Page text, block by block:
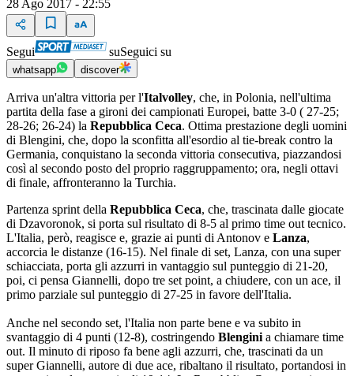
28 Ago 2017 - 22:55
Segui suSeguici su
whatsapp discover
Arriva un'altra vittoria per l'Italvolley, che, in Polonia, nell'ultima
partita della fase a gironi dei campionati Europei, batte 3-0 ( 27-25;
28-26; 26-24) la Repubblica Ceca. Ottima prestazione degli uomini
di Blengini, che, dopo la sconfitta all'esordio al tie-break contro la
Germania, conquistano la seconda vittoria consecutiva, piazzandosi
così al secondo posto del proprio raggruppamento; ora, negli ottavi
di finale, affronteranno la Turchia.
Partenza sprint della Repubblica Ceca, che, trascinata dalle giocate
di Dzavoronok, si porta sul risultato di 8-5 al primo time out tecnico.
L'Italia, però, reagisce e, grazie ai punti di Antonov e Lanza,
accorcia le distanze (16-15). Nel finale di set, Lanza, con una super
schiacciata, porta gli azzurri in vantaggio sul punteggio di 21-20,
poi, ci pensa Giannelli, dopo tre set point, a chiudere, con un ace, il
primo parziale sul punteggio di 27-25 in favore dell'Italia.
Anche nel secondo set, l'Italia non parte bene e va subito in
svantaggio di 4 punti (12-8), costringendo Blengini a chiamare time
out. Il minuto di riposo fa bene agli azzurri, che, trascinati da un
super Giannelli, autore di due ace, ribaltano il risultato, portandosi in